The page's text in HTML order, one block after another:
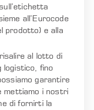
all’Eurocode
prodotto) e alla
al lotto di
logistico, fino
garantire
mettiamo i nostri
di fornirti la